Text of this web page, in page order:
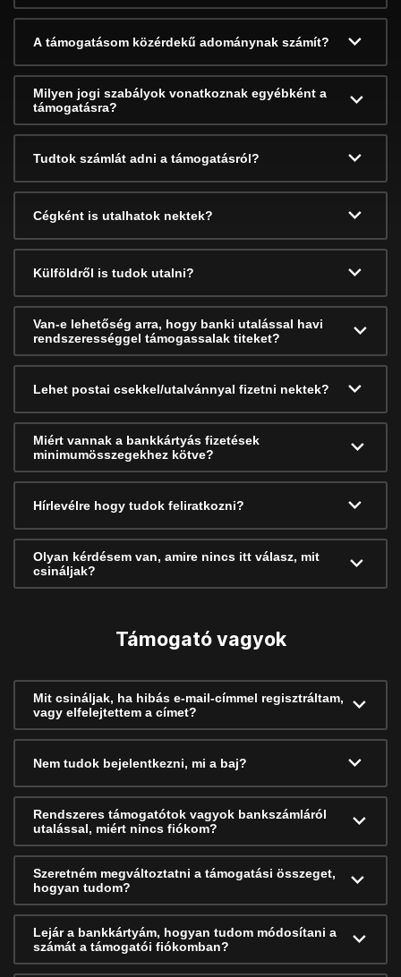
A támogatásom közérdekű adománynak számít?
Milyen jogi szabályok vonatkoznak egyébként a
támogatásra?
Tudtok számlát adni a támogatásról?
Cégként is utalhatok nektek?
Külföldről is tudok utalni?
Van-e lehetőség arra, hogy banki utalással havi
rendszerességgel támogassalak titeket?
Lehet postai csekkel/utalvánnyal fizetni nektek?
Miért vannak a bankkártyás fizetések
minimumösszegekhez kötve?
Hírlevélre hogy tudok feliratkozni?
Olyan kérdésem van, amire nincs itt válasz, mit
csináljak?
Támogató vagyok
Mit csináljak, ha hibás e-mail-címmel regisztráltam,
vagy elfelejtettem a címet?
Nem tudok bejelentkezni, mi a baj?
Rendszeres támogatótok vagyok bankszámláról
utalással, miért nincs fiókom?
Szeretném megváltoztatni a támogatási összeget,
hogyan tudom?
Lejár a bankkártyám, hogyan tudom módosítani a
számát a támogatói fiókomban?